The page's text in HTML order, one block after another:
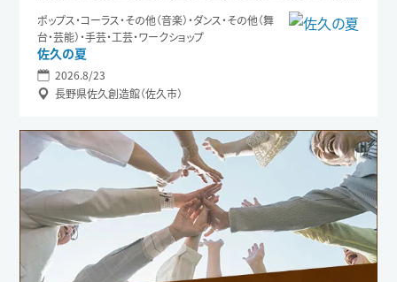
ポップス・コーラス・その他（音楽）・ダンス・その他（舞
台・芸能）・手芸・工芸・ワークショップ
佐久の夏
2026.8/23
長野県佐久創造館（佐久市）